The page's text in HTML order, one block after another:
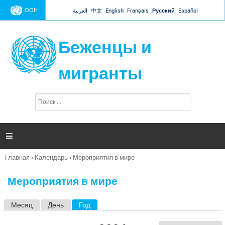
Jump to navigation
ООН العربية 中文 English Français Русский Español
Беженцы и
мигранты
п
и

Вы
Главная › Календарь › Мероприятия в мире
Мероприятия в мире
Месяц День Год